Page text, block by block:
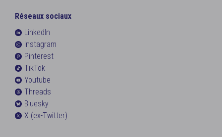
Réseaux sociaux
LinkedIn
Instagram
Pinterest
TikTok
Youtube
Threads
Bluesky
X (ex-Twitter)